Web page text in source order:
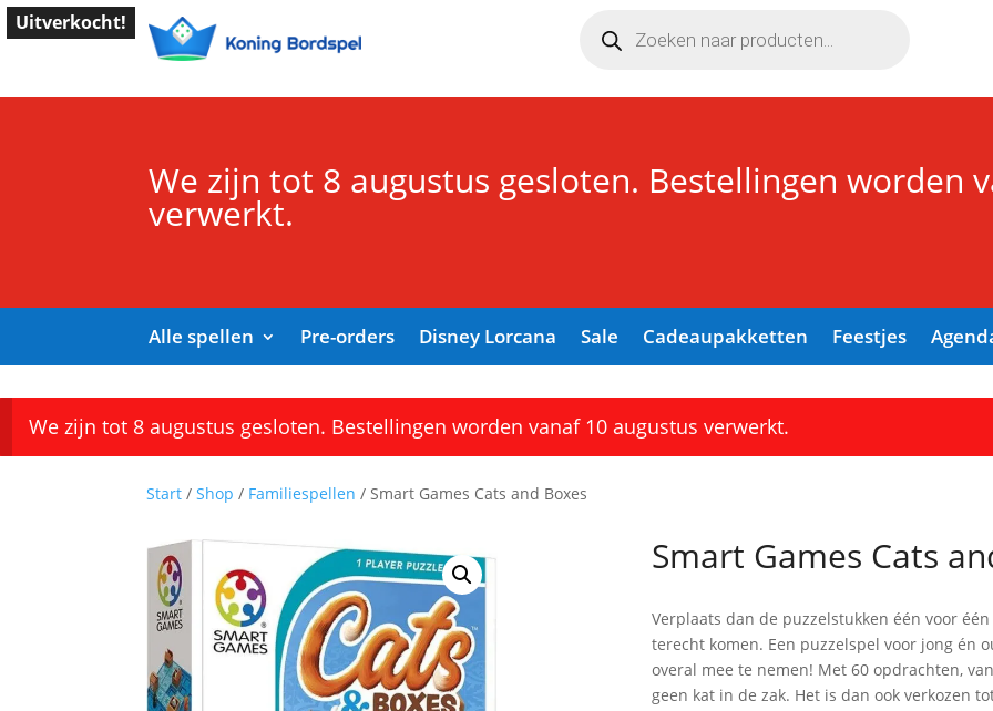
zoeken
We zijn tot 8 augustus gesloten. Bestellingen worden
verwerkt.
Alle spellen Pre-orders Disney Lorcana Sale Cadeaupakketten Feestjes
We zijn tot 8 augustus gesloten. Bestellingen worden vanaf 10 augustus verwerkt.
Uitverkocht!
Start / Shop / Familiespellen / Smart Games Cats and Boxes
Smart Games Cats
Verplaats dan de puzzelstukken één voor
terecht komen. Een puzzelspel voor jong én
overal mee te nemen! Met 60 opdrachten,
geen kat in de zak. Het is dan ook verkozen